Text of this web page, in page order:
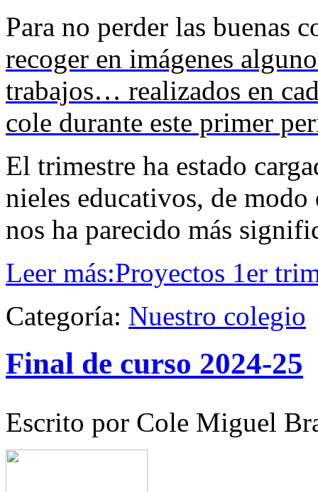
Para no perder las buenas
recoger en imágenes
trabajos… realizados en
cole durante este primer
El trimestre ha estado
nieles educativos, de
nos ha parecido más
Leer más:Proyectos 1er
Categoría: Nuestro colegio
Final de curso 2024-25
Escrito por Cole Miguel